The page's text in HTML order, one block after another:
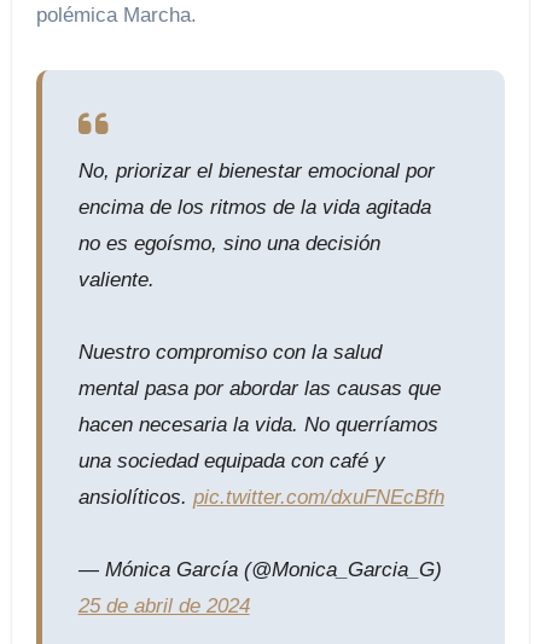
polémica Marcha.
No, priorizar el bienestar emocional por
encima de los ritmos de la vida agitada
no es egoísmo, sino una decisión
valiente.
Nuestro compromiso con la salud
mental pasa por abordar las causas que
hacen necesaria la vida. No querríamos
una sociedad equipada con café y
ansiolíticos. pic.twitter.com/dxuFNEcBfh
— Mónica García (@Monica_Garcia_G)
25 de abril de 2024